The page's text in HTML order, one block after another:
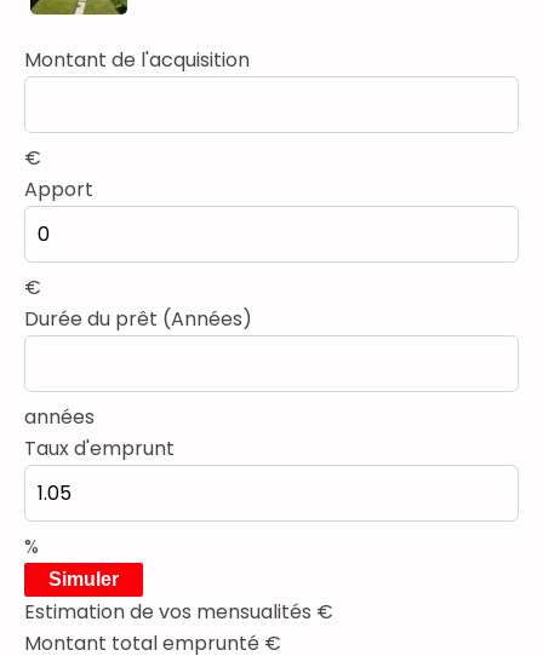
Montant de l'acquisition
€
Apport
€
Durée du prêt (Années)
années
Taux d'emprunt
%
Simuler
Estimation de vos mensualités €
Montant total emprunté €